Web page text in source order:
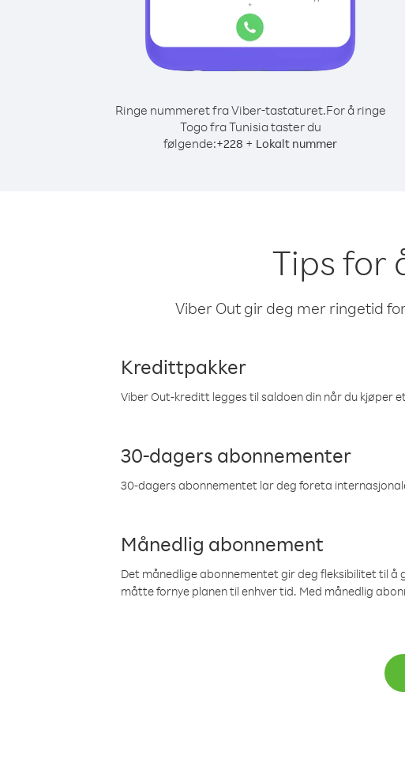
Ringe nummeret fra Viber-tastaturet.For å ringe
Togo fra Tunisia taster du
følgende:+228 + Lokalt nummer
Tips for
Viber Out gir deg mer ringetid
Kredittpakker
Viber Out-kreditt legges til saldoen din når du kjøper
30-dagers abonnementer
30-dagers abonnementet lar deg foreta
Månedlig abonnement
Det månedlige abonnementet gir deg fleksibilitet til
måtte fornye planen til enhver tid. Med månedlig